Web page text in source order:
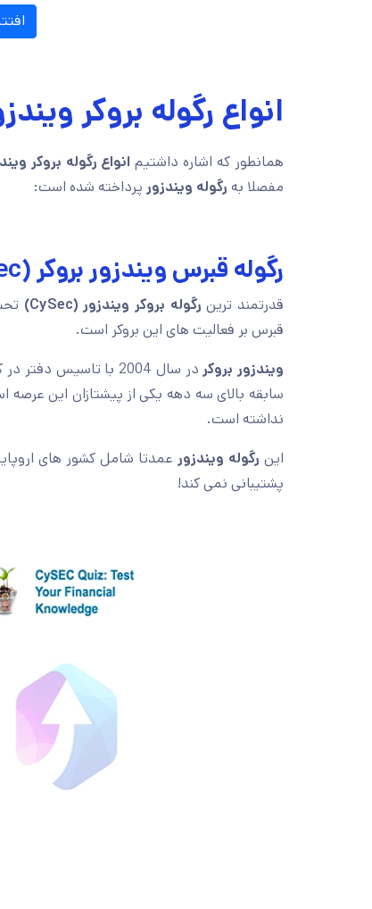
انواع رگوله بروکر
همانطور که اشاره داشتیم انواع رگوله بروکر
مفصلا به رگوله ویندزور پرداخته شده است:
رگوله قبرس ویندزور بروکر (CySec)
قدرتمند ترینرگوله بروکر ویندزور (CySec)
قبرس بر فعالیت های این بروکر است.
ویندزور بروکردر سال 2004 با تاسیس دفتر در کشور قبرس توانست این رگوله معتبر را دریافت کند.
سابقه بالای سه دهه یکی از پیشتازان این
نداشته است.
این رگوله ویندزورعمدتا شامل کشور های
پشتیبانی نمی کند!